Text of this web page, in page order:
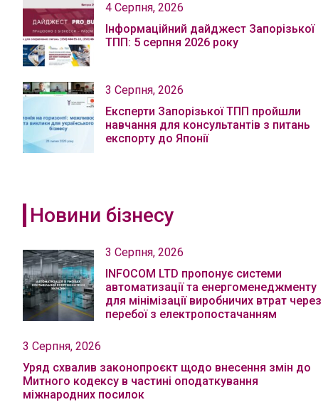
4 Серпня, 2026
Інформаційний дайджест Запорізької
ТПП: 5 серпня 2026 року
3 Серпня, 2026
Експерти Запорізької ТПП пройшли
навчання для консультантів з питань
експорту до Японії
Новини бізнесу
3 Серпня, 2026
INFOCOM LTD пропонує системи
автоматизації та енергоменеджменту
для мінімізації виробничих втрат через
перебої з електропостачанням
3 Серпня, 2026
Уряд схвалив законопроєкт щодо внесення змін до
Митного кодексу в частині оподаткування
міжнародних посилок